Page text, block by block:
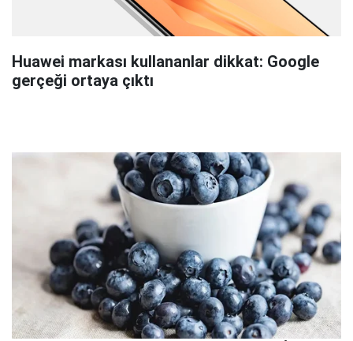
Huawei markası kullananlar dikkat: Google
gerçeği ortaya çıktı